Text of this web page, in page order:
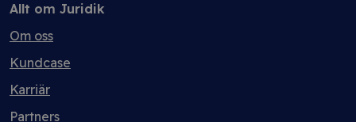
Allt om Juridik
Om oss
Kundcase
Karriär
Partners